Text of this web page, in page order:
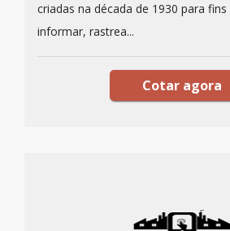
criadas na década de 1930 para
informar, rastrea...
Cotar agora